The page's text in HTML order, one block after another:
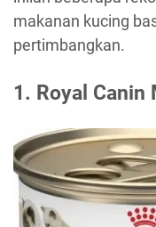
makanan kucing
pertimbangkan.
1. Royal Canin